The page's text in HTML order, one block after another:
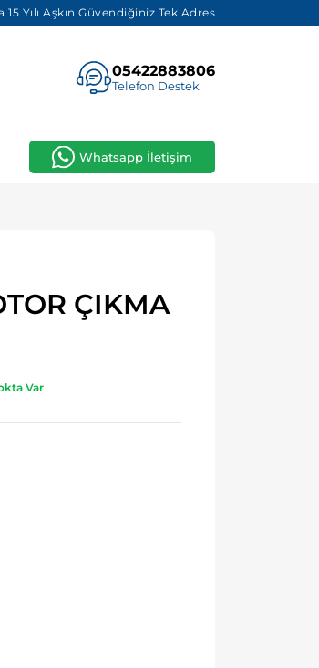
Yılı Aşkın Güvendiğiniz Tek Adres
05422883806
Telefon Destek
Whatsapp İletişim
ÇIKMA
Var